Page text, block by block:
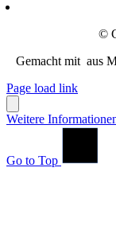
©
Gemacht mit aus
Page load link
Weitere
Go to Top